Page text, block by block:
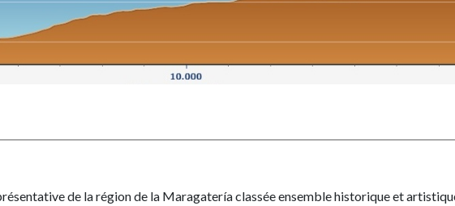
de la région de la Maragatería classée ensemble historique et